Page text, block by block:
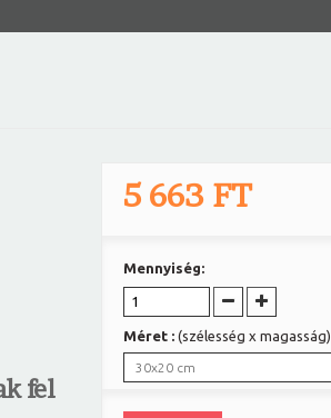
fel
5 663 FT
Mennyiség:
Méret : (szélesség x magasság)
30x20 cm